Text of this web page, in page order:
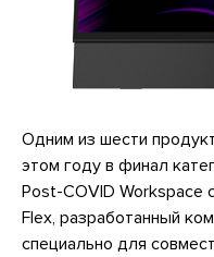
Одним из шести
этом году в финал
Post-COVID Workspace
Flex, разработанный
специально для